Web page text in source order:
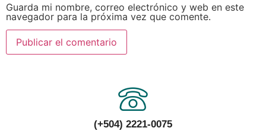
Guarda mi nombre, correo electrónico y web en este
navegador para la próxima vez que comente.
(+504) 2221-0075